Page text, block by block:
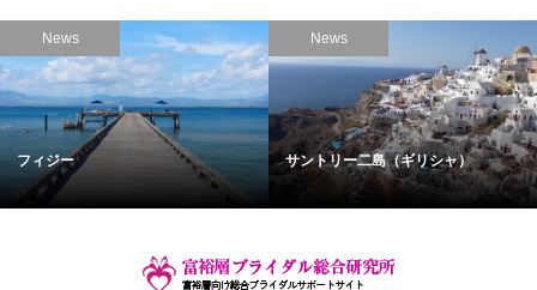
News
フィジー
News
サントリー二島（ギリシャ）